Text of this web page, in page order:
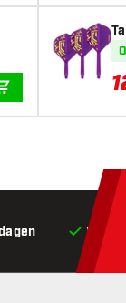
Voor